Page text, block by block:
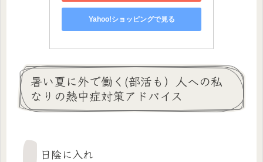
Yahoo!ショッピングで見る
暑い夏に外で働く(部活も）人への私
なりの熱中症対策アドバイス
日陰に入れ